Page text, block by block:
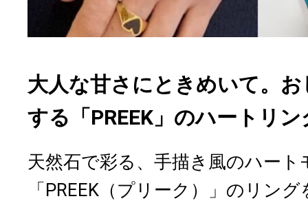
大人な甘さにときめいて。
する「PREEK」のハートリン
天然石で彩る、手描き風のハー
「PREEK（プリーク）」のリン